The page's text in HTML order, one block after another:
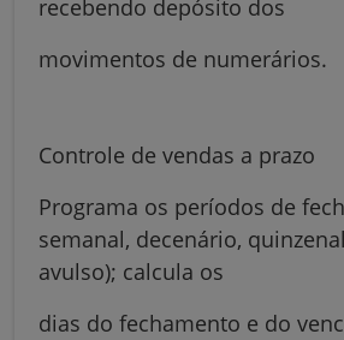
recebendo depósito dos
movimentos de numerários.
Controle de vendas a prazo
Programa os períodos de
semanal, decenário,
avulso); calcula os
dias do fechamento e do